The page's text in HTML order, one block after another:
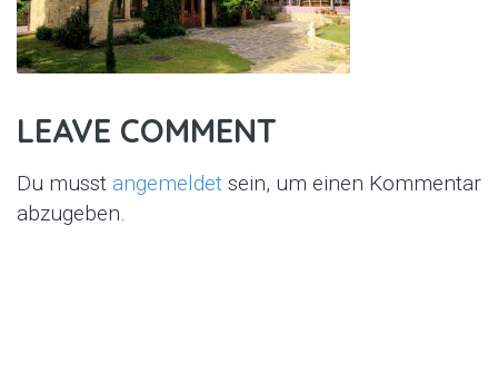
LEAVE COMMENT
Du musst angemeldet sein, um einen Kommentar
abzugeben.